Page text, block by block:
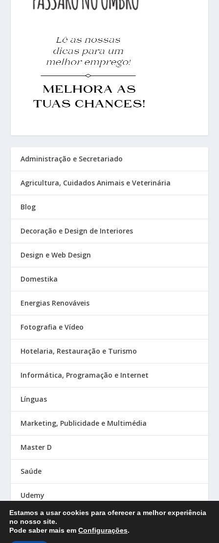
Administração e Secretariado
Agricultura, Cuidados Animais e Veterinária
Blog
Decoração e Design de Interiores
Design e Web Design
Domestika
Energias Renováveis
Fotografia e Vídeo
Hotelaria, Restauração e Turismo
Informática, Programação e Internet
Línguas
Marketing, Publicidade e Multimédia
Master D
Saúde
Udemy
Designed by
Estamos a usar cookies para oferecer a melhor experiência
no nosso site.
Pode saber mais em Configurações.